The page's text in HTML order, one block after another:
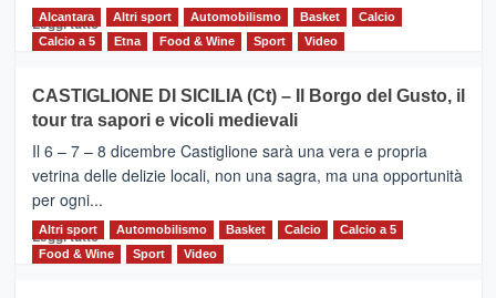
Leggi tutto Leggi
MOIO
ALCANTARA
–
Vivicittà,
alla
scoperta
del
territorio,
Alcantara Altri sport Automobilismo Basket
Calcio
Calcio a 5
Etna Food & Wine Sport Video
CASTIGLIONE DI SICILIA (Ct) – Il Borgo del Gusto, il
tour tra sapori e vicoli medievali
Il 6 – 7 – 8 dicembre Castiglione sarà una vera e propria
vetrina delle delizie locali, non una sagra, ma una opportunità
per ogni...
Leggi tuttoLeggi
di
Altri sport Automobilismo Basket Calcio
Calcio a 5
Food & Wine
Sport Video